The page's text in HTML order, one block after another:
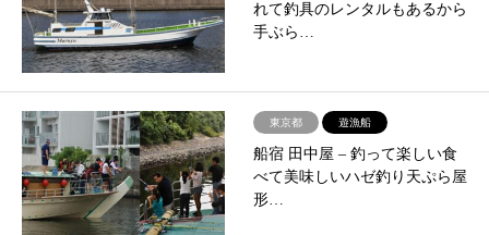
れて釣具のレンタルもあるから
手ぶら…
東京都 遊漁船
船宿 田中屋 – ​釣って楽しい食
べて美味しいハゼ釣り天ぷら屋
形…